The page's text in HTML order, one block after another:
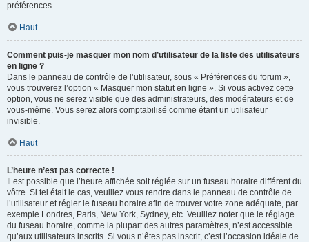
préférences.
Haut
Comment puis-je masquer mon nom d’utilisateur de la liste des utilisateurs
en ligne ?
Dans le panneau de contrôle de l’utilisateur, sous « Préférences du forum »,
vous trouverez l’option « Masquer mon statut en ligne ». Si vous activez cette
option, vous ne serez visible que des administrateurs, des modérateurs et de
vous-même. Vous serez alors comptabilisé comme étant un utilisateur
invisible.
Haut
L’heure n’est pas correcte !
Il est possible que l’heure affichée soit réglée sur un fuseau horaire différent du
vôtre. Si tel était le cas, veuillez vous rendre dans le panneau de contrôle de
l’utilisateur et régler le fuseau horaire afin de trouver votre zone adéquate, par
exemple Londres, Paris, New York, Sydney, etc. Veuillez noter que le réglage
du fuseau horaire, comme la plupart des autres paramètres, n’est accessible
qu’aux utilisateurs inscrits. Si vous n’êtes pas inscrit, c’est l’occasion idéale de